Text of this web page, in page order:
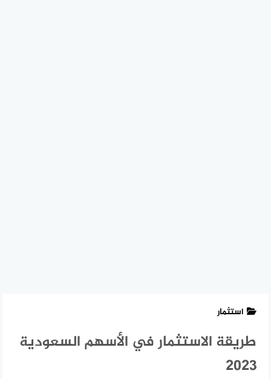
استثمار
طريقة الاستثمار في الأسهم السعودية
2023